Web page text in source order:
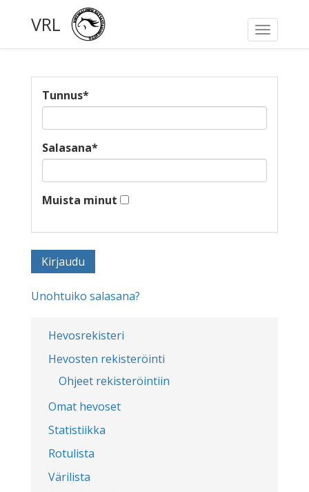
Toggle
VRL
Hevosrekisteri
Hevosten rekisteröinti
Ohjeet rekisteröintiin
Omat hevoset
Statistiikka
Rotulista
Värilista
Tunnus*
Salasana*
Muista minut
Unohtuiko salasana?